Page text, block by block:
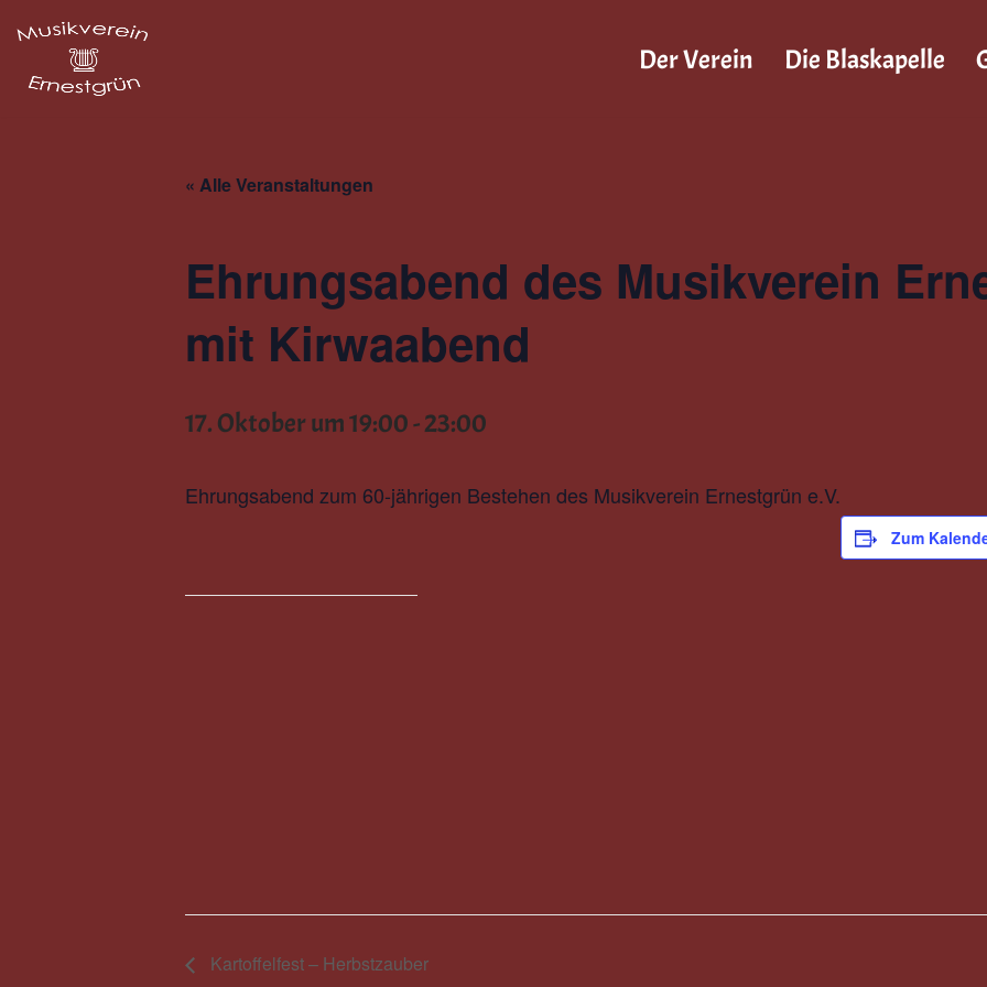
Zum
Der Verein Die Blaskapelle
« Alle Veranstaltungen
Ehrungsabend des Musikverein
mit Kirwaabend
17. Oktober um 19:00-23:00
Ehrungsabend zum 60-jährigen Bestehen des Musikverein Ernestgrün e.V.
Zum
Kartoffelfest – Herbstzauber